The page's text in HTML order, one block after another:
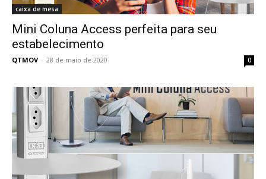
caixa de mesa
Mini Coluna Access perfeita para seu
estabelecimento
QTMOV - 28 de maio de 2020 0